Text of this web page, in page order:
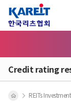
Credit rating
REITs Investment